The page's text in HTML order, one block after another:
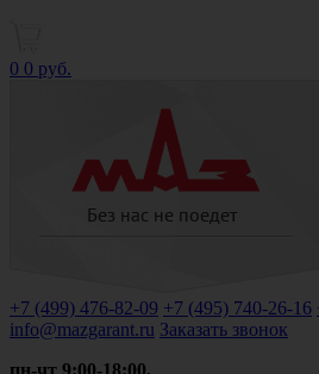
0 0 руб.
+7 (499) 476-82-09 +7 (495) 740-26-16
info@mazgarant.ru Заказать звонок
пн-чт 9:00-18:00,